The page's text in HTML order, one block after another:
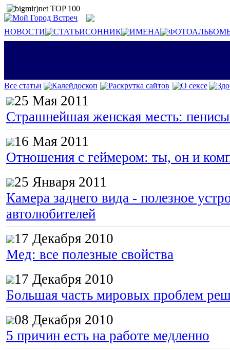
НОВОСТИ СТАТЬИСОННИК ИМЕНА
Все статьи Калейдоскоп Раскрутка сайтов О сексе
25 Мая 2011
Страшнейшая женская месть:
16 Мая 2011
Отношения с геймером: ты, он и
25 Января 2011
Камера заднего вида - полезное
автолюбителей
17 Декабря 2010
Мед: все полезные свойства
17 Декабря 2010
Большая часть мировых проблем
08 Декабря 2010
5 причин есть на работе медленно